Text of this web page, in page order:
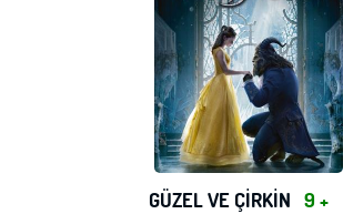
GÜZEL VE ÇİRKİN 9 +